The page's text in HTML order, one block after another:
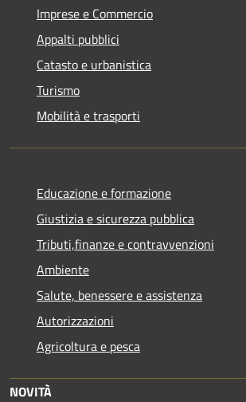
Imprese e Commercio
Appalti pubblici
Catasto e urbanistica
Turismo
Mobilità e trasporti
Educazione e formazione
Giustizia e sicurezza pubblica
Tributi,finanze e contravvenzioni
Ambiente
Salute, benessere e assistenza
Autorizzazioni
Agricoltura e pesca
NOVITÀ